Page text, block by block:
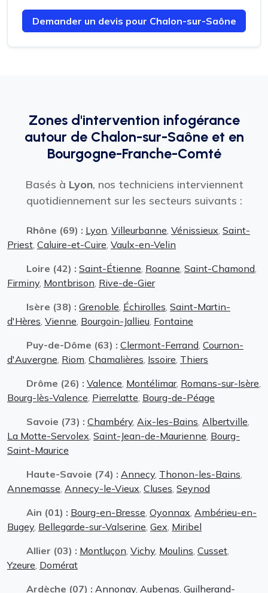
Demander un devis pour Chalon-sur-Saône
Zones d'intervention infogérance
autour de Chalon-sur-Saône et en
Bourgogne-Franche-Comté
Basés à Lyon, nos techniciens interviennent
quotidiennement sur les secteurs suivants :
Rhône (69) : Lyon Villeurbanne Vénissieux Saint-
Priest Caluire-et-Cuire Vaulx-en-Velin
Loire (42) : Saint-Étienne Roanne Saint-Chamond
Firminy Montbrison Rive-de-Gier
Isère (38) : Grenoble Échirolles Saint-Martin-
d'Hères Vienne Bourgoin-Jallieu Fontaine
Puy-de-Dôme (63) : Clermont-Ferrand Cournon-
d'Auvergne Riom Chamalières Issoire Thiers
Drôme (26) : Valence Montélimar, Romans-sur-Isère
Bourg-lès-Valence Pierrelatte Bourg-de-Péage
Savoie (73) : Chambéry Aix-les-Bains Albertville
La Motte-Servolex Saint-Jean-de-Maurienne Bourg-
Saint-Maurice
Haute-Savoie (74) : Annecy Thonon-les-Bains
Annemasse Annecy-le-Vieux Cluses Seynod
Ain (01) : Bourg-en-Bresse Oyonnax Ambérieu-en-
Bugey Bellegarde-sur-Valserine Gex Miribel
Allier (03) : Montluçon Vichy Moulins Cusset
Yzeure Domérat
Ardèche (07) : Annonay Aubenas Guilherand-